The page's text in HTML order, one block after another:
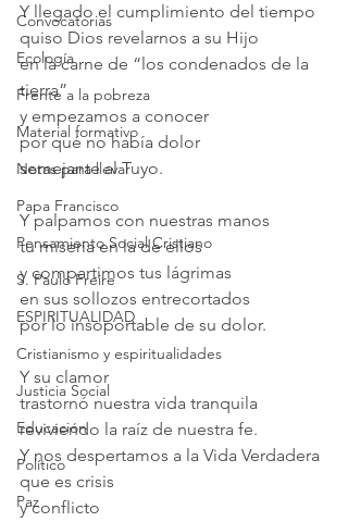
Convocatorias
Ecología
Frente a la pobreza
Material formativo
Notas para llevar
Papa Francisco
Pensamiento Social Cristiano
S. Paulo Freire
ESPIRITUALIDAD
Cristianismo y espiritualidades
Justicia Social
Educación
Político
Paz
Y llegado el cumplimiento del tiempo
quiso Dios revelarnos a su Hijo
en la carne de “los condenados de la
tierra”
y empezamos a conocer
por qué no había dolor
semejante al Tuyo.
Y palpamos con nuestras manos
tu miseria en la de ellos
y compartimos tus lágrimas
en sus sollozos entrecortados
por lo insoportable de su dolor.
Y su clamor
trastornó nuestra vida tranquila
reviviendo la raíz de nuestra fe.
Y nos despertamos a la Vida Verdadera
que es crisis
y conflicto